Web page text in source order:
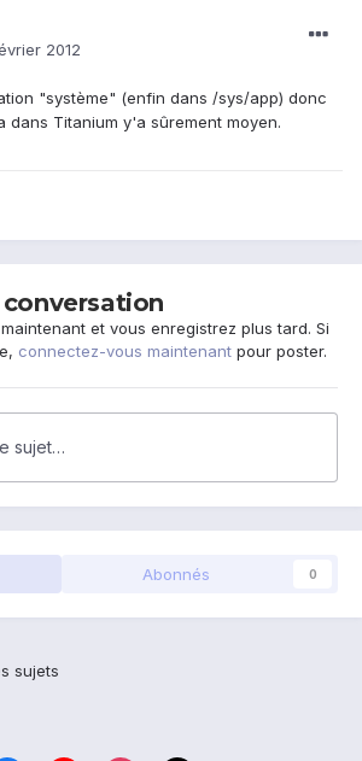
2012
"système" (enfin dans /sys/app) donc
dans Titanium y'a sûrement moyen.
et vous enregistrez plus tard. Si
connectez-vous maintenant pour poster.
sujet…
Abonnés 0
sujets